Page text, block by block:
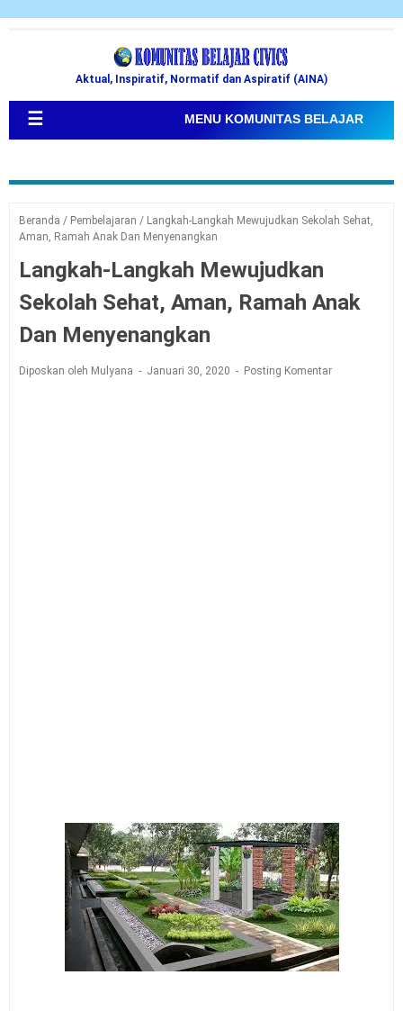
Aktual, Inspiratif, Normatif dan Aspiratif (AINA)
☰ MENU KOMUNITAS BELAJAR
Beranda / Pembelajaran / Langkah-Langkah Mewujudkan Sekolah Sehat,
Aman, Ramah Anak Dan Menyenangkan
Langkah-Langkah Mewujudkan
Sekolah Sehat, Aman, Ramah Anak
Dan Menyenangkan
Diposkan oleh Mulyana Januari 30, 2020 Posting Komentar